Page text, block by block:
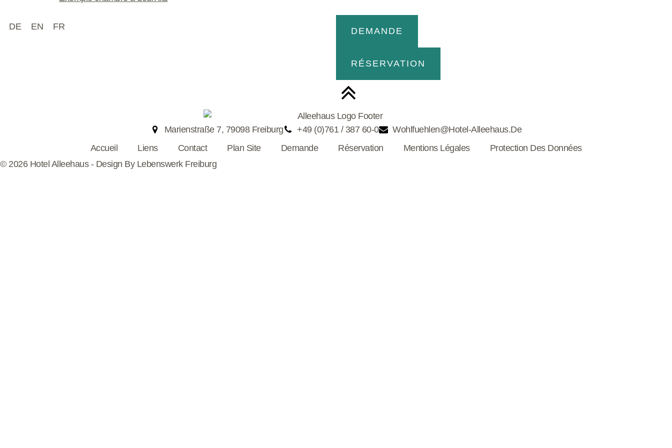
DE EN FR DEMANDE
RÉSERVATION
Marienstraße 7, 79098 Freiburg +49 (0)761 / 387 60-0
Wohlfuehlen@hotel-Alleehaus.de
Accueil
Liens Contact Plan Site Demande Réservation Mentions Légales
Protection Des Données
© 2026 Hotel Alleehaus - Design By Lebenswerk Freiburg